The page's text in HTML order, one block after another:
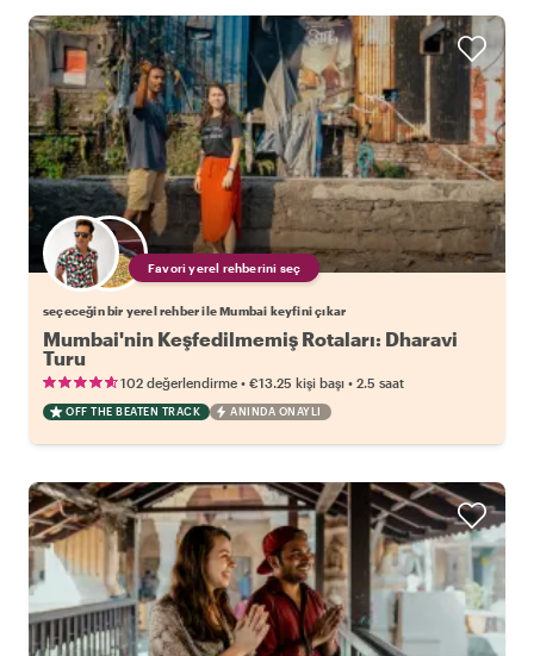
Favori yerel rehberini seç
seçeceğin bir yerel rehber ile Mumbai keyfini çıkar
Mumbai'nin Keşfedilmemiş Rotaları: Dharavi
Turu
102 değerlendirme • €13.25 kişi başı • 2.5 saat
OFF THE BEATEN TRACK ANINDA ONAYLI